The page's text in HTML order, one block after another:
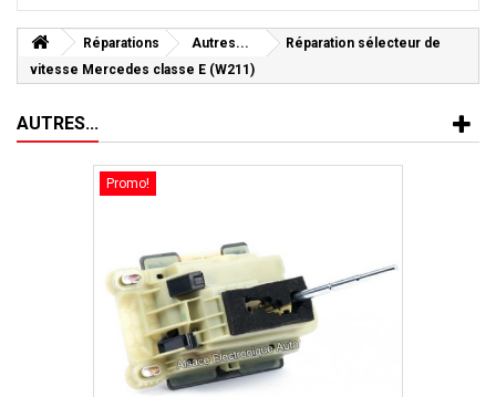
Réparations Autres...
Réparation sélecteur de
vitesse Mercedes classe E (W211)
AUTRES...
Promo!